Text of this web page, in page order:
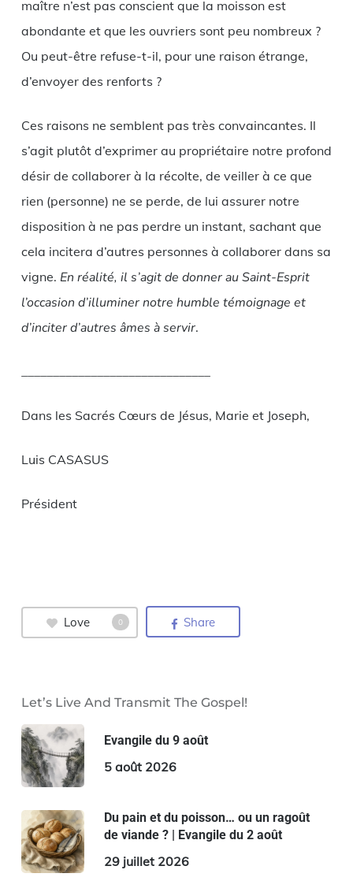
maître n’est pas conscient que la moisson est
abondante et que les ouvriers sont peu nombreux ?
Ou peut-être refuse-t-il, pour une raison étrange,
d’envoyer des renforts ?
Ces raisons ne semblent pas très convaincantes. Il
s’agit plutôt d’exprimer au propriétaire notre profond
désir de collaborer à la récolte, de veiller à ce que
rien (personne) ne se perde, de lui assurer notre
disposition à ne pas perdre un instant, sachant que
cela incitera d’autres personnes à collaborer dans sa
vigne. En réalité, il s’agit de donner au Saint-Esprit
l’occasion d’illuminer notre humble témoignage et
d’inciter d’autres âmes à servir.
Dans les Sacrés Cœurs de Jésus, Marie et Joseph,
Luis CASASUS
Président
Love 0 Share
Let’s Live And Transmit The Gospel!
Evangile du 9 août
5 août 2026
Du pain et du poisson… ou un ragoût
de viande ? | Evangile du 2 août
29 juillet 2026